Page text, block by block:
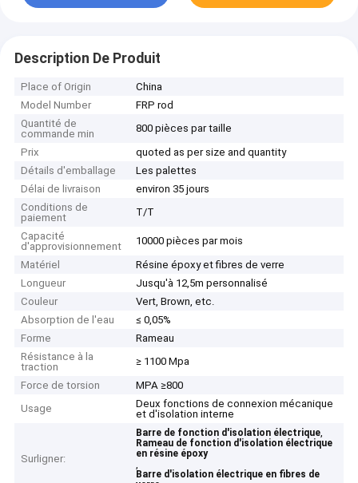
Description De Produit
Place of Origin
China
Model Number
FRP rod
Quantité de
commande min
800 pièces par taille
Prix
quoted as per size and quantity
Détails d'emballage
Les palettes
Délai de livraison
environ 35 jours
Conditions de
paiement
T/T
Capacité
d'approvisionnement
10000 pièces par mois
Matériel
Résine époxy et fibres de verre
Longueur
Jusqu'à 12,5m personnalisé
Couleur
Vert, Brown, etc.
Absorption de l'eau
≤ 0,05%
Forme
Rameau
Résistance à la
traction
≥ 1100 Mpa
Force de torsion
MPA ≥800
Usage
Deux fonctions de connexion mécanique
et d'isolation interne
Surligner:
Barre de fonction d'isolation électrique,
Rameau de fonction d'isolation électrique
en résine époxy
,
Barre d'isolation électrique en fibres de